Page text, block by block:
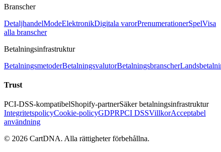
Branscher
DetaljhandelModeElektronikDigitala varorPrenumerationerSpelVisa
alla branscher
Betalningsinfrastruktur
BetalningsmetoderBetalningsvalutorBetalningsbranscher
Trust
PCI-DSS-kompatibelShopify-partnerSäker betalningsinfrastruktur
IntegritetspolicyCookie-policyGDPRPCI DSSVillkorAcceptabel
användning
© 2026 CartDNA. Alla rättigheter förbehållna.